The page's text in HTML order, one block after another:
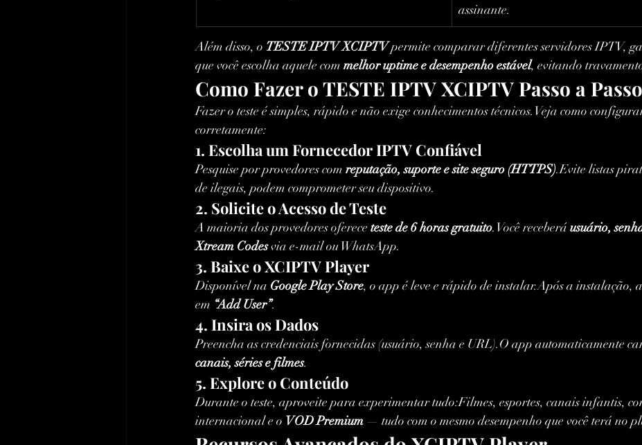
assinante.
Além disso, o TESTE IPTV XCIPTV permite comparar diferentes servidores IPTV,
que você escolha aquele com melhor uptime e desempenho estável, evitando
Como Fazer o TESTE IPTV XCIPTV Passo a Passo
Fazer o teste é simples, rápido e não exige conhecimentos técnicos.Veja como
corretamente:
1. Escolha um Fornecedor IPTV Confiável
Pesquise por provedores com reputação, suporte e site seguro (HTTPS).Evite listas
de ilegais, podem comprometer seu dispositivo.
2. Solicite o Acesso de Teste
A maioria dos provedores oferece teste de 6 horas gratuito.Você receberá usuário,
Xtream Codes via e-mail ou WhatsApp.
3. Baixe o XCIPTV Player
Disponível na Google Play Store, o app é leve e rápido de instalar.Após a instalação,
em “Add User”.
4. Insira os Dados
Preencha as credenciais fornecidas (usuário, senha e URL).O app automaticamente
canais, séries e filmes.
5. Explore o Conteúdo
Durante o teste, aproveite para experimentar tudo:Filmes, esportes, canais infantis,
internacional e o VOD Premium — tudo com o mesmo desempenho que você terá no